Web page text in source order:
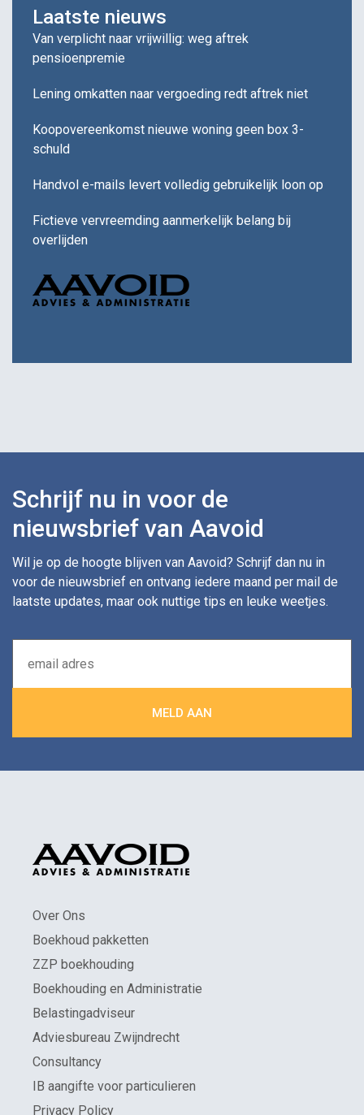
Laatste nieuws
Van verplicht naar vrijwillig: weg aftrek
pensioenpremie
Lening omkatten naar vergoeding redt aftrek niet
Koopovereenkomst nieuwe woning geen box 3-
schuld
Handvol e-mails levert volledig gebruikelijk loon op
Fictieve vervreemding aanmerkelijk belang bij
overlijden
Schrijf nu in voor de
nieuwsbrief van Aavoid
Wil je op de hoogte blijven van Aavoid? Schrijf dan nu in
voor de nieuwsbrief en ontvang iedere maand per mail de
laatste updates, maar ook nuttige tips en leuke weetjes.
Over Ons
Boekhoud pakketten
ZZP boekhouding
Boekhouding en Administratie
Belastingadviseur
Adviesbureau Zwijndrecht
Consultancy
IB aangifte voor particulieren
Privacy Policy